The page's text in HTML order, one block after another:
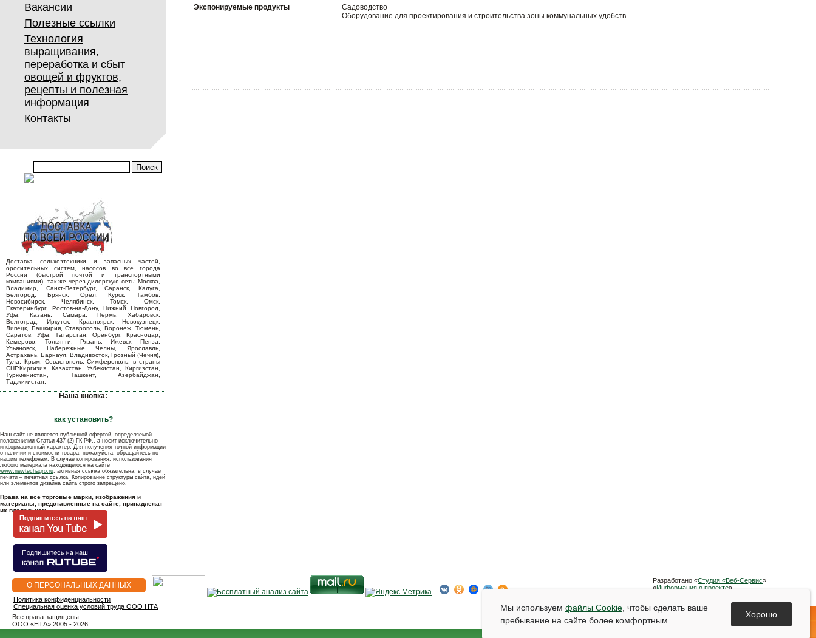
Вакансии
Полезные ссылки
Технология
выращивания,
переработка и сбыт
овощей и фруктов,
рецепты и полезная
информация
Контакты
Доставка сельхозтехники и запасных частей,
оросительных систем, насосов во все города
России (быстрой почтой и транспортными
компаниями), так же через дилерскую сеть: Москва,
Владимир, Санкт-Петербург, Саранск, Калуга,
Белгород, Брянск, Орел, Курск, Тамбов,
Новосибирск, Челябинск, Томск, Омск,
Екатеринбург, Ростов-на-Дону, Нижний Новгород,
Уфа, Казань, Самара, Пермь, Хабаровск,
Волгоград, Иркутск, Красноярск, Новокузнецк,
Липецк, Башкирия, Ставрополь, Воронеж, Тюмень,
Саратов, Уфа, Татарстан, Оренбург, Краснодар,
Кемерово, Тольятти, Рязань, Ижевск, Пенза,
Ульяновск, Набережные Челны, Ярославль,
Астрахань, Барнаул, Владивосток, Грозный (Чечня),
Тула, Крым, Севастополь, Симферополь, в страны
СНГ:Киргизия, Казахстан, Узбекистан, Киргизстан,
Туркменистан, Ташкент, Азербайджан,
Таджикистан.
Наша кнопка:
как установить?
Наш сайт не является публичной офертой, определяемой
положениями Статьи 437 (2) ГК РФ., а носит исключительно
информационный характер. Для получения точной информации
о наличии и стоимости товара, пожалуйста, обращайтесь по
нашим телефонам. В случае копирования, использования
любого материала находящегося на сайте
www.newtechagro.ru, активная ссылка обязательна, в случае
печати – печатная ссылка. Копирование структуры сайта, идей
или элементов дизайна сайта строго запрещено.
Права на все торговые марки, изображения и
материалы, представленные на сайте, принадлежат
их владельцам.
Экспонируемые продукты
Садоводство
Оборудование для проектирования и строительства зоны коммунальных удобств
О ПЕРСОНАЛЬНЫХ ДАННЫХ
Все права защищены
OOO «НТА» 2005 - 2026
Политика конфиденциальности
Специальная оценка условий труда ООО НТА
Разработано «Студия «Веб-Сервис»
«Информация о проекте»
Мы используем файлы Cookie , чтобы сделать ваше
пребывание на сайте более комфортным
Хорошо